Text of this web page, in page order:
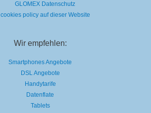
GLOMEX Datenschutz
cookies policy auf dieser Website
Wir empfehlen:
Smartphones Angebote
DSL Angebote
Handytarife
Datenflate
Tablets